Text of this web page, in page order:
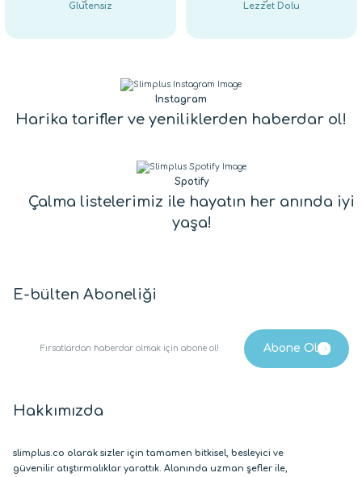
Glutensiz Lezzet Dolu
Instagram
Harika tarifler ve yeniliklerden haberdar ol!
Spotify
Çalma listelerimiz ile hayatın her anında iyi
yaşa!
E-bülten Aboneliği
Hakkımızda
slimplus.co olarak sizler için tamamen bitkisel, besleyici ve
güvenilir atıştırmalıklar yarattık. Alanında uzman şefler ile,